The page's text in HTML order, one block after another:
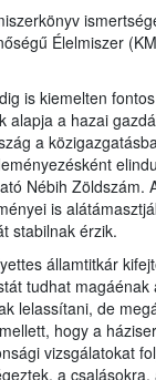
Élelmiszer
is kiemelten
alapja a hazai
a
Nébih Zöldszám.
is
stabilnak érzik.
államtitkár
tudhat magáénak
lelassítani, de
hogy a
vizsgálatokat
a